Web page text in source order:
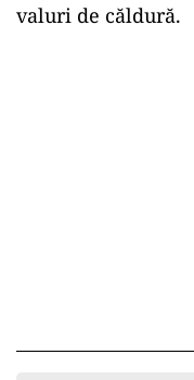
valuri de căldură.